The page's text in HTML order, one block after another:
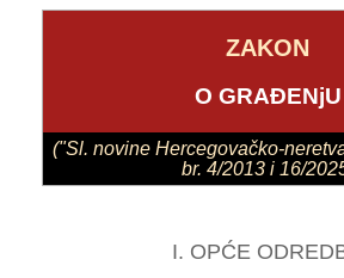
ZAKON
O GRAĐENjU
("Sl. novine Hercegovačko-
br. 4/2013 i 16/
I. OPĆE